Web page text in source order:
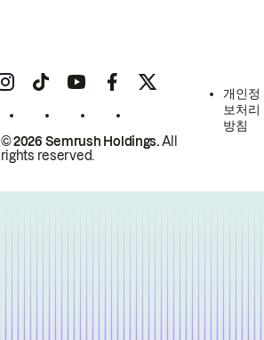
© 2026 Semrush Holdings.All
rights reserved.
개인정
보처리
방침